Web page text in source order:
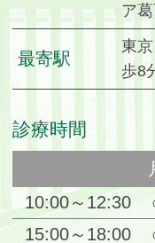
ア
最寄駅
東
歩8
診療時間
10:00～12:30
15:00～18:00